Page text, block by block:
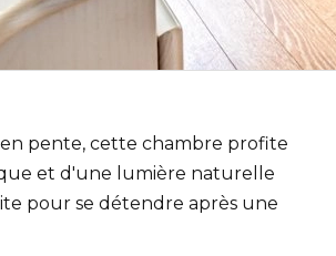
pente, cette chambre profite
et d'une lumière naturelle
pour se détendre après une